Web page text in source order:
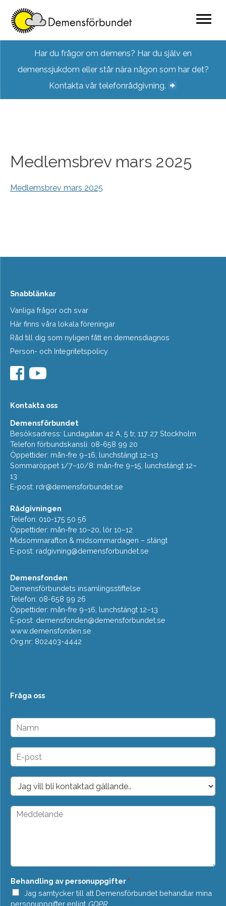
content
Har du frågor om demens? Har du själv en
demenssjukdom eller står nära någon som har det?
Kontakta vår telefonrådgivning.
Medlemsbrev mars 2025
Medlemsbrev mars 2025
Snabblänkar
Vanliga frågor och svar
Här finns våra lokala föreningar
Råd till dig som nyligen fått en demensdiagnos
Person- och Integritetspolicy
Kontakta oss
Demensförbundet
Besöksadress: Lundagatan 42 A, 5 tr, 117 27 Stockholm
Telefon förbundskansli: 08-658 99 20
Öppettider: mån-fre 9–16, lunchstängt 12–13
Sommaröppet 1/7–10/8: mån-fre 9–15, lunchstängt 12–
13
E-post: rdr@demensforbundet.se
Rådgivningen
Telefon: 010-175 50 56
Öppettider: mån-fre 10–20, lör 10–12
Midsommarafton & midsommardagen – stängt
E-post: radgivning@demensforbundet.se
Demensfonden
Demensförbundets insamlingsstiftelse
Telefon: 08-658 99 26
Öppettider: mån-fre 9–16, lunchstängt 12–13
E-post: demensfonden@demensforbundet.se
www.demensfonden.se
Org.nr: 802403-4442
Fråga oss
N
m
n
E
p
o
t
*
D
o
p
M
a
d
e
*
Behandling av personuppgifter *
Jag samtycker till att Demensförbundet behandlar mina
personuppgifter enligt GDPR.